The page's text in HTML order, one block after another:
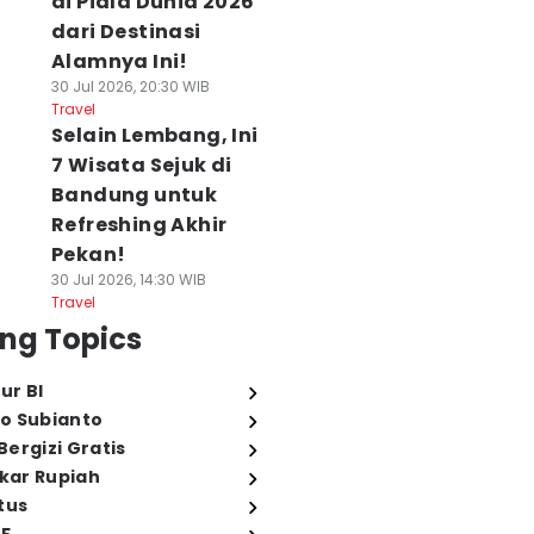
dari Destinasi
Alamnya Ini!
30 Jul 2026, 20:30 WIB
Travel
Selain Lembang, Ini
7 Wisata Sejuk di
Bandung untuk
Refreshing Akhir
Pekan!
30 Jul 2026, 14:30 WIB
Travel
Topics
BI
Subianto
Gratis
Rupiah